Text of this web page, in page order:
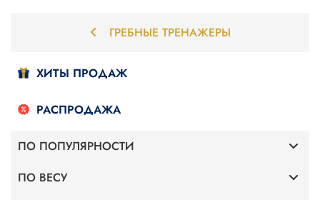
ГРЕБНЫЕ ТРЕНАЖЕРЫ
ХИТЫ ПРОДАЖ
РАСПРОДАЖА
ПО ПОПУЛЯРНОСТИ
Профессиональные
ПО ВЕСУ